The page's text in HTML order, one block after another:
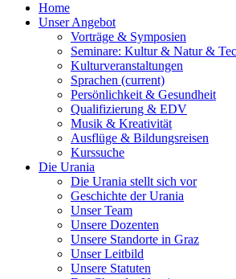
Home
Unser Angebot
Vorträge & Symposien
Seminare: Kultur & Natur &
Kulturveranstaltungen
Sprachen (current)
Persönlichkeit & Gesundheit
Qualifizierung & EDV
Musik & Kreativität
Ausflüge & Bildungsreisen
Kurssuche
Die Urania
Die Urania stellt sich vor
Geschichte der Urania
Unser Team
Unsere Dozenten
Unsere Standorte in Graz
Unser Leitbild
Unsere Statuten